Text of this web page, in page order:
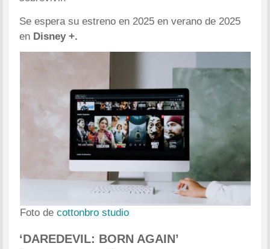
Se espera su estreno en 2025 en verano de 2025
en Disney +.
Foto de cottonbro studio
‘DAREDEVIL: BORN AGAIN’